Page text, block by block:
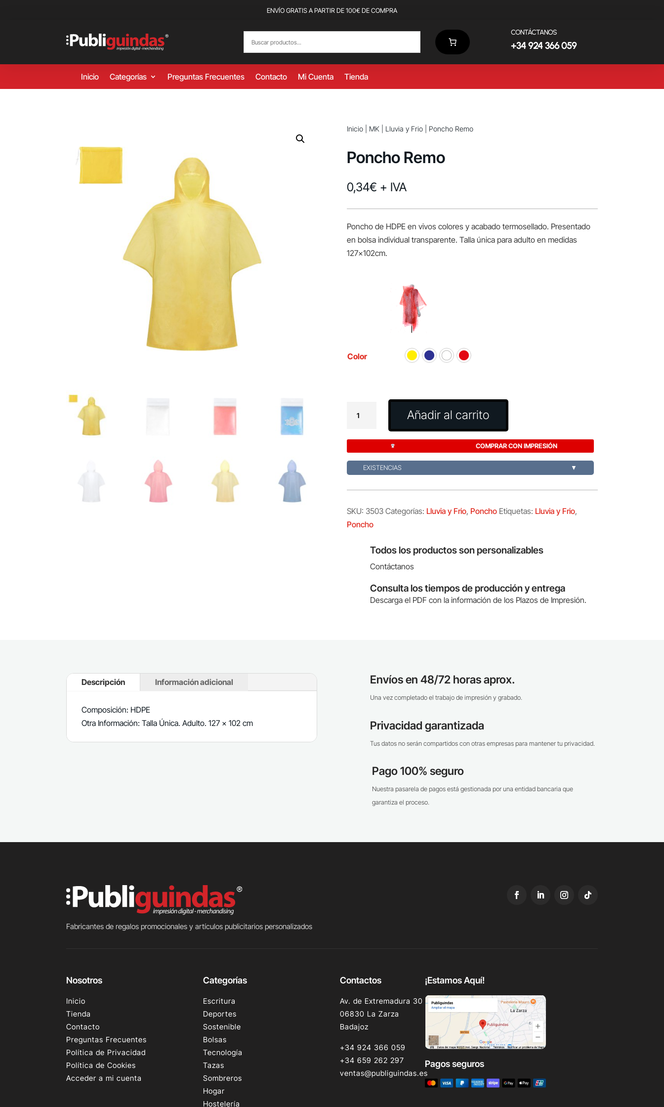
ENVÍO GRATIS A PARTIR DE 100€ DE COMPRA
CONTÁCTANOS
+34 924 366 059
Inicio Categorías Preguntas Frecuentes Contacto Mi Cuenta Tienda
Inicio| MK| Lluvia y Frio| Poncho Remo
Poncho Remo
0,34€ + IVA
Poncho de HDPE en vivos colores y acabado termosellado. Presentado
en bolsa individual transparente. Talla única para adulto en medidas
127x102cm.
Color
Remo
Añadir al carrito
COMPRAR CON IMPRESIÓN
EXISTENCIAS ▼
SKU: 3503 Categorías: Lluvia y Frio, Poncho Etiquetas: Lluvia y Frio,
Poncho
Todos los productos son personalizables
Contáctanos
Consulta los tiempos de producción y entrega
Descarga el PDF con la información de los Plazos de Impresión.
Descripción Información adicional
Composición: HDPE
Otra Información: Talla Única. Adulto. 127 x 102 cm
Envíos en 48/72 horas aprox.
Una vez completado el trabajo de impresión y grabado.
Privacidad garantizada
Tus datos no serán compartidos con otras empresas para mantener tu privacidad.
Pago 100% seguro
Nuestra pasarela de pagos está gestionada por una entidad bancaria que
garantiza el proceso.
Fabricantes de regalos promocionales y artículos publicitarios personalizados
Nosotros
Inicio
Tienda
Contacto
Preguntas Frecuentes
Política de Privacidad
Política de Cookies
Acceder a mi cuenta
Categorías
Escritura
Deportes
Sostenible
Bolsas
Tecnología
Tazas
Sombreros
Hogar
Hostelería
Contactos
Av. de Extremadura 30
06830 La Zarza
Badajoz
+34 924 366 059
+34 659 262 297
ventas@publiguindas.es
¡Estamos Aquí!
Pagos seguros